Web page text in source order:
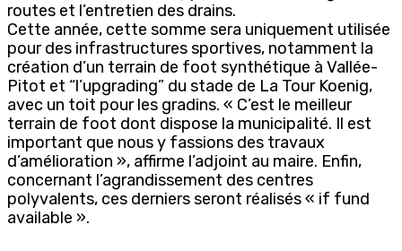
routes et l’entretien des drains.
Cette année, cette somme sera uniquement utilisée
pour des infrastructures sportives, notamment la
création d’un terrain de foot synthétique à Vallée-
Pitot et “l’upgrading” du stade de La Tour Koenig,
avec un toit pour les gradins. « C’est le meilleur
terrain de foot dont dispose la municipalité. Il est
important que nous y fassions des travaux
d’amélioration », affirme l’adjoint au maire. Enfin,
concernant l’agrandissement des centres
polyvalents, ces derniers seront réalisés « if fund
available ».